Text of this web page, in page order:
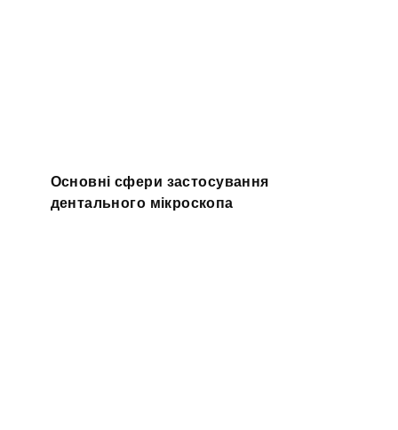
Основні сфери застосування
дентального мікроскопа